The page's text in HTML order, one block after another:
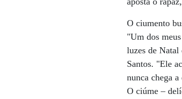
O ciumento
"Um dos
luzes de Natal
Santos. "Ele
nunca chega
O ciúme –